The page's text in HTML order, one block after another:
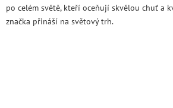
po celém světě, kteří oceňují skvělou chuť a
značka přináší na světový trh.